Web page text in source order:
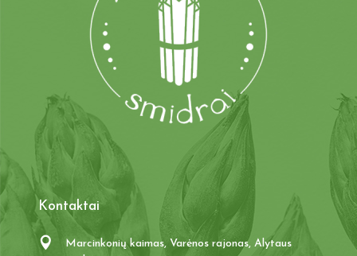
Kontaktai
Marcinkonių kaimas, Varėnos rajonas, Alytaus